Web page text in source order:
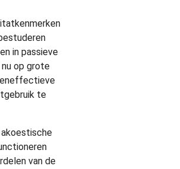
in passieve
op grote
te
van de